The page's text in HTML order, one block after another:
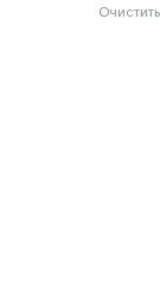
Очистить